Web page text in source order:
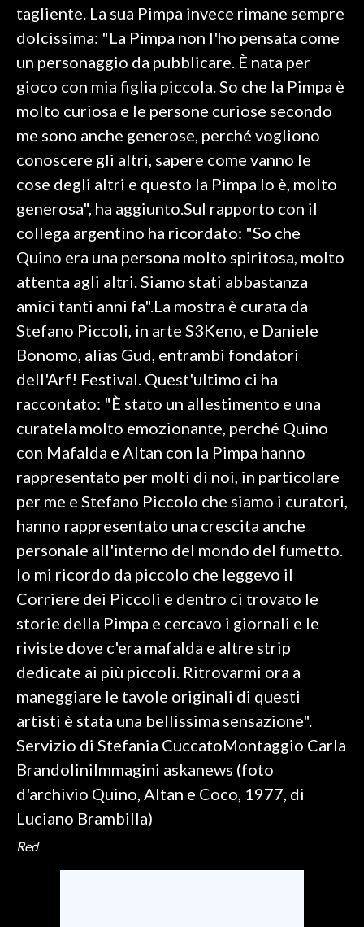
STORE
tagliente. La sua Pimpa invece rimane sempre
dolcissima: "La Pimpa non l'ho pensata come
un personaggio da pubblicare. È nata per
gioco con mia figlia piccola. So che la Pimpa è
molto curiosa e le persone curiose secondo
me sono anche generose, perché vogliono
conoscere gli altri, sapere come vanno le
cose degli altri e questo la Pimpa lo è, molto
generosa", ha aggiunto.Sul rapporto con il
collega argentino ha ricordato: "So che
Quino era una persona molto spiritosa, molto
attenta agli altri. Siamo stati abbastanza
amici tanti anni fa".La mostra è curata da
Stefano Piccoli, in arte S3Keno, e Daniele
Bonomo, alias Gud, entrambi fondatori
dell'Arf! Festival. Quest'ultimo ci ha
raccontato: "È stato un allestimento e una
curatela molto emozionante, perché Quino
con Mafalda e Altan con la Pimpa hanno
rappresentato per molti di noi, in particolare
per me e Stefano Piccolo che siamo i curatori,
hanno rappresentato una crescita anche
personale all'interno del mondo del fumetto.
Io mi ricordo da piccolo che leggevo il
Corriere dei Piccoli e dentro ci trovato le
storie della Pimpa e cercavo i giornali e le
riviste dove c'era mafalda e altre strip
dedicate ai più piccoli. Ritrovarmi ora a
maneggiare le tavole originali di questi
artisti è stata una bellissima sensazione".
Servizio di Stefania CuccatoMontaggio Carla
BrandoliniImmagini askanews (foto
d'archivio Quino, Altan e Coco, 1977, di
Luciano Brambilla)
Red